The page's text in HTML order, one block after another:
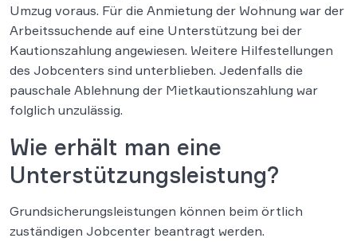
Umzug voraus. Für die Anmietung der Wohnung war der
Arbeitssuchende auf eine Unterstützung bei der
Kautionszahlung angewiesen. Weitere Hilfestellungen
des Jobcenters sind unterblieben. Jedenfalls die
pauschale Ablehnung der Mietkautionszahlung war
folglich unzulässig.
Wie erhält man eine
Unterstützungsleistung?
Grundsicherungsleistungen können beim örtlich
zuständigen Jobcenter beantragt werden.